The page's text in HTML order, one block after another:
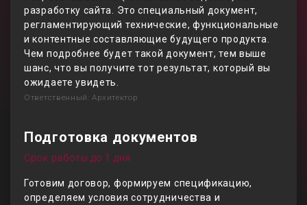
разработку сайта. Это специальный документ,
регламентирующий технические, функциональные
и контентные составляющие будущего продукта.
Чем подробнее будет такой документ, тем выше
шанс, что вы получите тот результат, который вы
ожидаете увидеть.
Ответственный: Архитектор
Подготовка документов
Срок работы до 1 дня
Готовим договор, формируем спецификацию,
определяем условия сотрудничества и